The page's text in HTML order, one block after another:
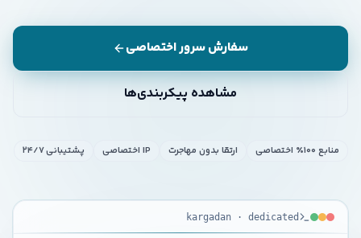
سفارش سرور اختصاصی
مشاهده پیکربندی‌ها
منابع ۱۰۰٪ اختصاصی ارتقا بدون مهاجرت IP اختصاصی پشتیبانی ۲۴/۷
kargadan · dedicated
KARGADAN
·
DEDICATED